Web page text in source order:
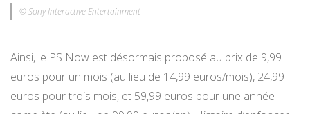
© Sony Interactive Entertainment
Ainsi, le PS Now est désormais proposé au prix de 9,99
euros pour un mois (au lieu de 14,99 euros/mois), 24,99
euros pour trois mois, et 59,99 euros pour une année